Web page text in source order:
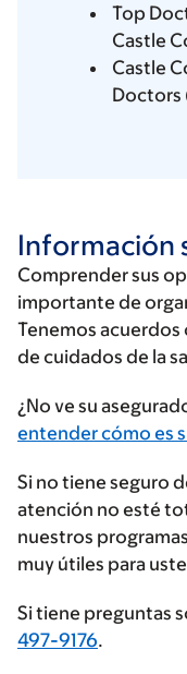
Top
Castle
Castle
Doctors
Información
Comprender sus
importante de
Tenemos acuerdos
de cuidados de la
Ingrese
su
de
seguros
¿No ve su
entender cómo es
Si no tiene seguro
atención no esté
nuestros
muy útiles para
Si tiene preguntas
497-9176.